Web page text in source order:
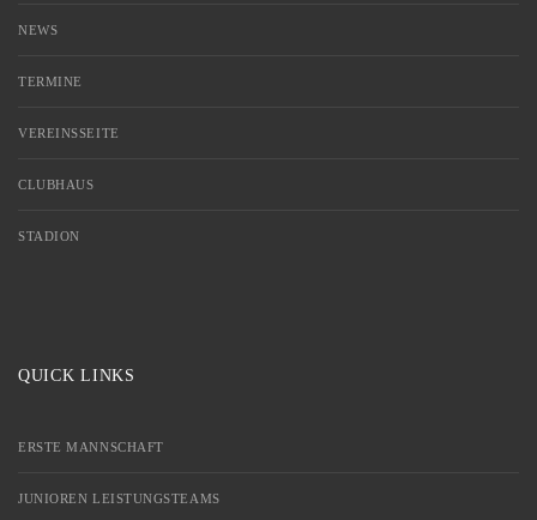
NEWS
TERMINE
VEREINSSEITE
CLUBHAUS
STADION
QUICK LINKS
ERSTE MANNSCHAFT
JUNIOREN LEISTUNGSTEAMS